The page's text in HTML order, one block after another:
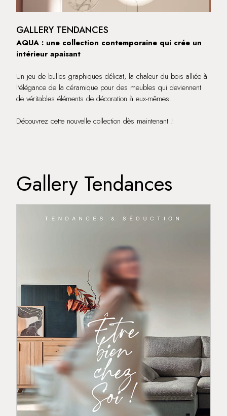
GALLERY TENDANCES
AQUA : une collection contemporaine qui crée un
intérieur apaisant
Un jeu de bulles graphiques délicat, la chaleur du bois alliée à
l'élégance de la céramique pour des meubles qui deviennent
de véritables éléments de décoration à eux-mêmes.
Découvrez cette nouvelle collection dès maintenant !
Gallery Tendances